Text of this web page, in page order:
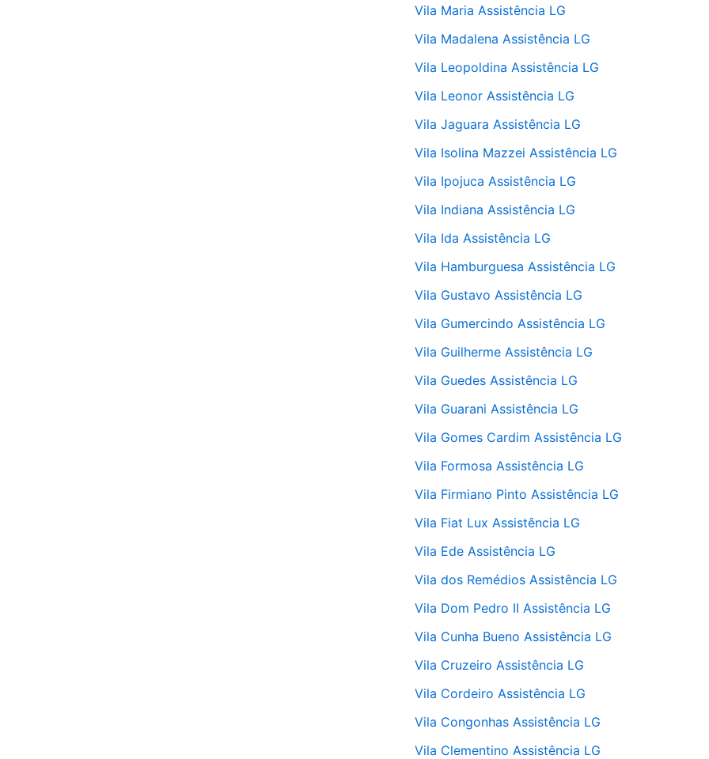
Vila Maria Assistência LG
Vila Madalena Assistência LG
Vila Leopoldina Assistência LG
Vila Leonor Assistência LG
Vila Jaguara Assistência LG
Vila Isolina Mazzei Assistência LG
Vila Ipojuca Assistência LG
Vila Indiana Assistência LG
Vila Ida Assistência LG
Vila Hamburguesa Assistência LG
Vila Gustavo Assistência LG
Vila Gumercindo Assistência LG
Vila Guilherme Assistência LG
Vila Guedes Assistência LG
Vila Guarani Assistência LG
Vila Gomes Cardim Assistência LG
Vila Formosa Assistência LG
Vila Firmiano Pinto Assistência LG
Vila Fiat Lux Assistência LG
Vila Ede Assistência LG
Vila dos Remédios Assistência LG
Vila Dom Pedro II Assistência LG
Vila Cunha Bueno Assistência LG
Vila Cruzeiro Assistência LG
Vila Cordeiro Assistência LG
Vila Congonhas Assistência LG
Vila Clementino Assistência LG